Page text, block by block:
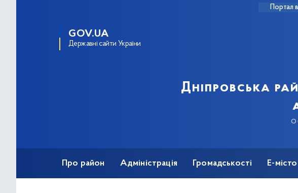
Портал
GOV.UA
Державні сайти України
Дніпровська
Про район Адміністрація Громадськості Е-місто